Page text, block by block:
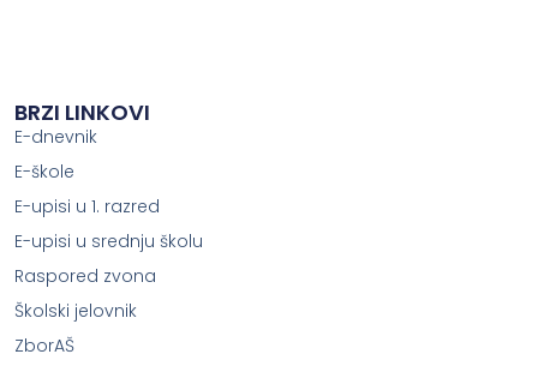
BRZI LINKOVI
E-dnevnik
E-škole
E-upisi u 1. razred
E-upisi u srednju školu
Raspored zvona
Školski jelovnik
ZborAŠ